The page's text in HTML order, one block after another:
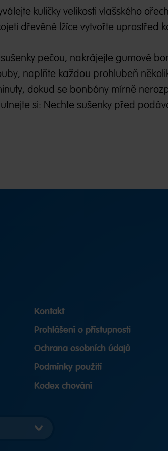
kuličky velikosti vlašského
dřevěné lžíce vytvořte uprostřed
pečou, nakrájejte gumové
naplňte každou prohlubeň
dokud se bonbóny mírně
si: Nechte sušenky před
Kontakt
Prohlášení o přístupnosti
Ochrana osobních údajů
Podmínky použití
Kodex chování